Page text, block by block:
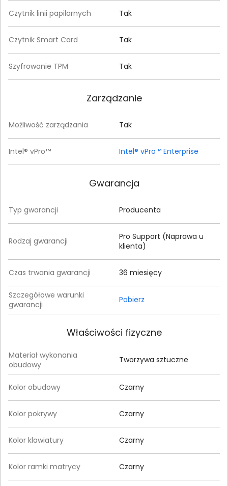
Czytnik linii papilarnych Tak
Czytnik Smart Card Tak
Szyfrowanie TPM Tak
Zarządzanie
Możliwość zarządzania Tak
Intel® vPro™ Intel® vPro™ Enterprise
Gwarancja
Typ gwarancji Producenta
Rodzaj gwarancji
Pro Support (Naprawa u
klienta)
Czas trwania gwarancji 36 miesięcy
Szczegółowe warunki
gwarancji
Pobierz
Właściwości fizyczne
Materiał wykonania
obudowy
Tworzywa sztuczne
Kolor obudowy Czarny
Kolor pokrywy Czarny
Kolor klawiatury Czarny
Kolor ramki matrycy Czarny